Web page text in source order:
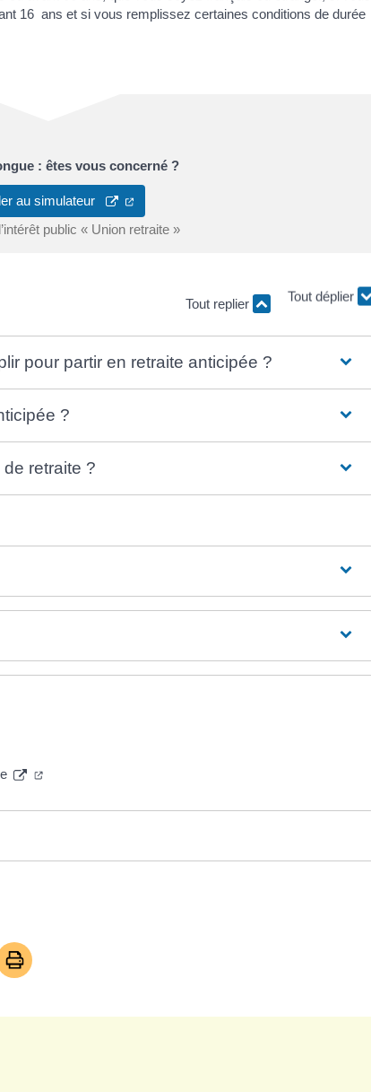
16 ans et si vous remplissez certaines conditions de durée
: êtes vous concerné ?
au simulateur
public « Union retraite »
Tout replier Tout déplier
pour partir en retraite anticipée ?
?
retraite ?